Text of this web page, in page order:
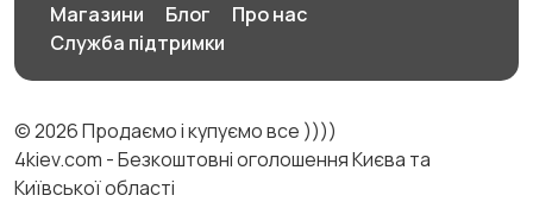
Магазини Блог
Про нас
Служба підтримки
© 2026 Продаємо і купуємо все ))))
4kiev.com - Безкоштовні оголошення Києва та
Київської області